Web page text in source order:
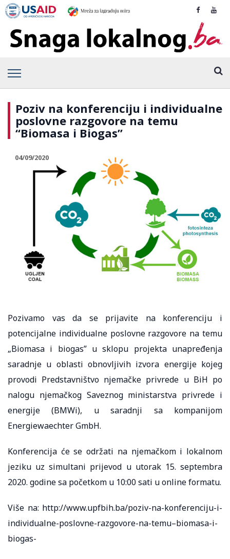
Poziv na konferenciju i individualne
poslovne razgovore na temu
“Biomasa i Biogas”
04/09/2020
Pozivamo vas da se prijavite na konferenciju i
potencijalne individualne poslovne razgovore na temu
„Biomasa i biogas” u sklopu projekta unapređenja
saradnje u oblasti obnovljivih izvora energije kojeg
provodi Predstavništvo njemačke privrede u BiH po
nalogu njemačkog Saveznog ministarstva privrede i
energije (BMWi), u saradnji sa kompanijom
Energiewaechter GmbH.
Konferencija će se održati na njemačkom i lokalnom
jeziku uz simultani prijevod u utorak 15. septembra
2020. godine sa početkom u 10:00 sati u online formatu.
Više na: http://www.upfbih.ba/poziv-na-konferenciju-i-
individualne-poslovne-razgovore-na-temu–biomasa-i-
biogas-